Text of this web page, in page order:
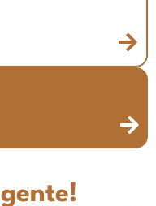
gente!